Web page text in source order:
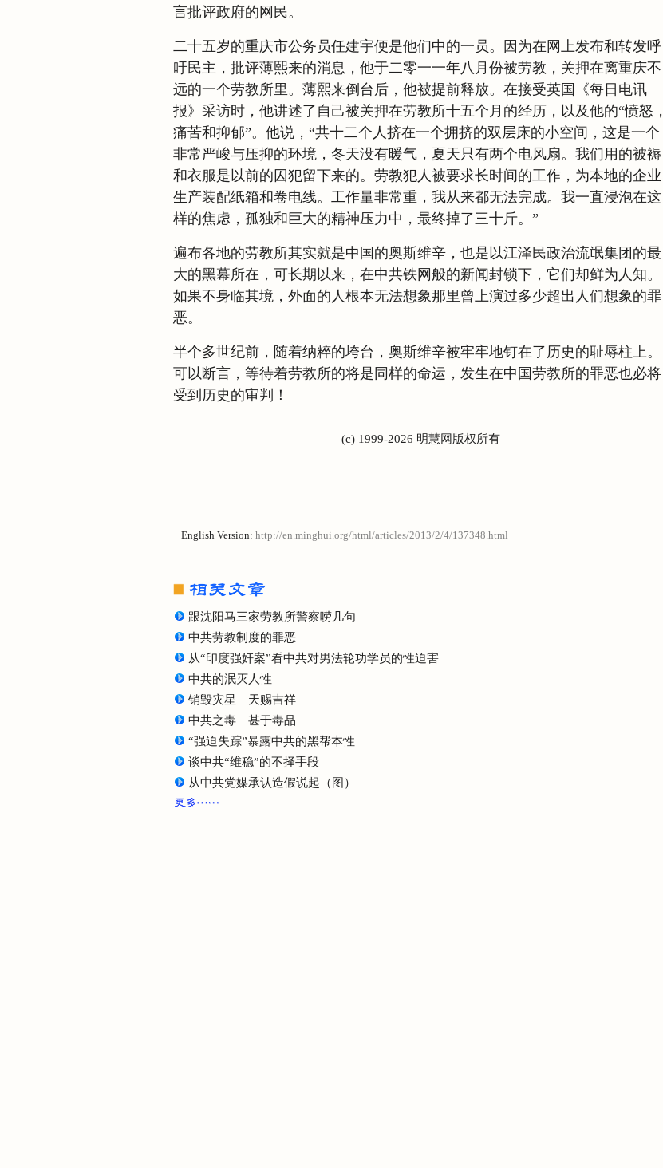
言批评政府的网民。
二十五岁的重庆市公务员任建宇便是他们中的一员。因为在网上发布和转发呼
吁民主，批评薄熙来的消息，他于二零一一年八月份被劳教，关押在离重庆不
远的一个劳教所里。薄熙来倒台后，他被提前释放。在接受英国《每日电讯
报》采访时，他讲述了自己被关押在劳教所十五个月的经历，以及他的“愤怒，
痛苦和抑郁”。他说，“共十二个人挤在一个拥挤的双层床的小空间，这是一个
非常严峻与压抑的环境，冬天没有暖气，夏天只有两个电风扇。我们用的被褥
和衣服是以前的囚犯留下来的。劳教犯人被要求长时间的工作，为本地的企业
生产装配纸箱和卷电线。工作量非常重，我从来都无法完成。我一直浸泡在这
样的焦虑，孤独和巨大的精神压力中，最终掉了三十斤。”
遍布各地的劳教所其实就是中国的奥斯维辛，也是以江泽民政治流氓集团的最
大的黑幕所在，可长期以来，在中共铁网般的新闻封锁下，它们却鲜为人知。
如果不身临其境，外面的人根本无法想象那里曾上演过多少超出人们想象的罪
恶。
半个多世纪前，随着纳粹的垮台，奥斯维辛被牢牢地钉在了历史的耻辱柱上。
可以断言，等待着劳教所的将是同样的命运，发生在中国劳教所的罪恶也必将
受到历史的审判！
(c) 1999-2026 明慧网版权所有
English Version: http://en.minghui.org/html/articles/2013/2/4/137348.html
跟沈阳马三家劳教所警察唠几句
中共劳教制度的罪恶
从“印度强奸案”看中共对男法轮功学员的性迫害
中共的泯灭人性
销毁灾星 天赐吉祥
中共之毒 甚于毒品
“强迫失踪”暴露中共的黑帮本性
谈中共“维稳”的不择手段
从中共党媒承认造假说起（图）